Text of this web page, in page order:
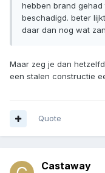
hebben brand
beschadigd. beter
daar dan nog wat
Maar zeg je dan
een stalen constructie
Quote
Castaway